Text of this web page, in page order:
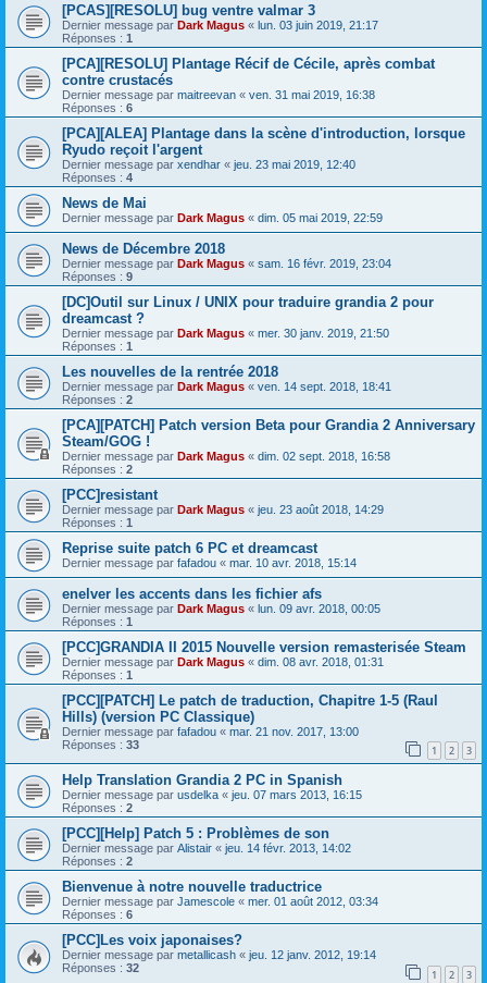
[PCAS][RESOLU] bug ventre valmar 3
Dernier message par Dark Magus « lun. 03 juin 2019, 21:17
Réponses : 1
[PCA][RESOLU] Plantage Récif de Cécile, après combat
contre crustacés
Dernier message par maitreevan « ven. 31 mai 2019, 16:38
Réponses : 6
[PCA][ALEA] Plantage dans la scène d'introduction, lorsque
Ryudo reçoit l'argent
Dernier message par xendhar « jeu. 23 mai 2019, 12:40
Réponses : 4
News de Mai
Dernier message par Dark Magus « dim. 05 mai 2019, 22:59
News de Décembre 2018
Dernier message par Dark Magus « sam. 16 févr. 2019, 23:04
Réponses : 9
[DC]Outil sur Linux / UNIX pour traduire grandia 2 pour
dreamcast ?
Dernier message par Dark Magus « mer. 30 janv. 2019, 21:50
Réponses : 1
Les nouvelles de la rentrée 2018
Dernier message par Dark Magus « ven. 14 sept. 2018, 18:41
Réponses : 2
[PCA][PATCH] Patch version Beta pour Grandia 2 Anniversary
Steam/GOG !
Dernier message par Dark Magus « dim. 02 sept. 2018, 16:58
Réponses : 2
[PCC]resistant
Dernier message par Dark Magus « jeu. 23 août 2018, 14:29
Réponses : 1
Reprise suite patch 6 PC et dreamcast
Dernier message par fafadou « mar. 10 avr. 2018, 15:14
enelver les accents dans les fichier afs
Dernier message par Dark Magus « lun. 09 avr. 2018, 00:05
Réponses : 1
[PCC]GRANDIA II 2015 Nouvelle version remasterisée Steam
Dernier message par Dark Magus « dim. 08 avr. 2018, 01:31
Réponses : 1
[PCC][PATCH] Le patch de traduction, Chapitre 1-5 (Raul
Hills) (version PC Classique)
Dernier message par fafadou « mar. 21 nov. 2017, 13:00
Réponses : 33 1 2 3
Help Translation Grandia 2 PC in Spanish
Dernier message par usdelka « jeu. 07 mars 2013, 16:15
Réponses : 2
[PCC][Help] Patch 5 : Problèmes de son
Dernier message par Alistair « jeu. 14 févr. 2013, 14:02
Réponses : 2
Bienvenue à notre nouvelle traductrice
Dernier message par Jamescole « mer. 01 août 2012, 03:34
Réponses : 6
[PCC]Les voix japonaises?
Dernier message par metallicash « jeu. 12 janv. 2012, 19:14
Réponses : 32 1 2 3